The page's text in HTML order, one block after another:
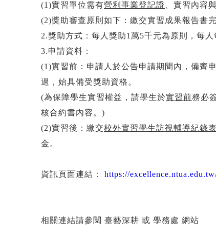
(1)實習單位需有營利事業登記證
、實習內容
(2)獎助審查原則如下：繳交實習成果報告書
2.獎助方式：每人獎助1萬5千元為原則，每
3.申請資料：
(1)實習前：申請人於公告申請期間內，備齊
過，始具備受獎助資格。
(為保障學生實習權益，請學生於實習前務必
核合約書內容。)
(2)實習後：繳交校外實習學生訪視輔導紀錄表
金。
資訊頁面連結： https://
相關連結請參閱 臺藝深耕 或 學務處 網站